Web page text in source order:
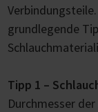
grundlegende
Tipp 1 –
Durchmesser